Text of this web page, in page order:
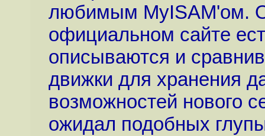
любимым MyISAM'ом.
официальном сайте
описываются и
движки для хранения
возможностей нового
ожидал подобных